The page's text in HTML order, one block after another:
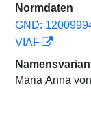
Normdaten
GND:
VIAF
Maria Anna